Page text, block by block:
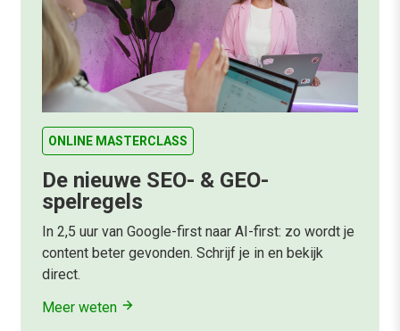
ONLINE MASTERCLASS
De nieuwe SEO- & GEO-
spelregels
In 2,5 uur van Google-first naar AI-first: zo wordt je
content beter gevonden. Schrijf je in en bekijk
direct.
Meer weten